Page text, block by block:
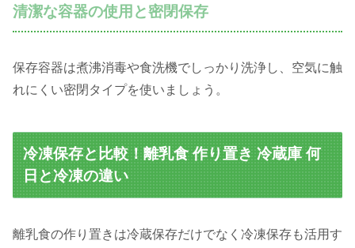
清潔な容器の使用と密閉保存
保存容器は煮沸消毒や食洗機でしっかり洗浄し、空気に触
れにくい密閉タイプを使いましょう。
冷凍保存と比較！離乳食 作り置き 冷蔵庫 何
日と冷凍の違い
離乳食の作り置きは冷蔵保存だけでなく冷凍保存も活用す